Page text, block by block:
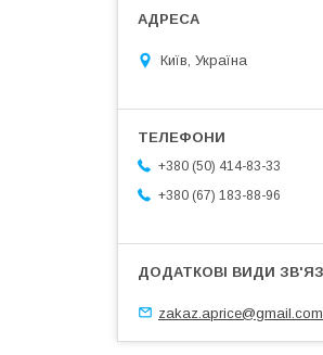
Київ, Україна
+380 (50) 414-83-33
+380 (67) 183-88-96
zakaz.aprice@gmail.com